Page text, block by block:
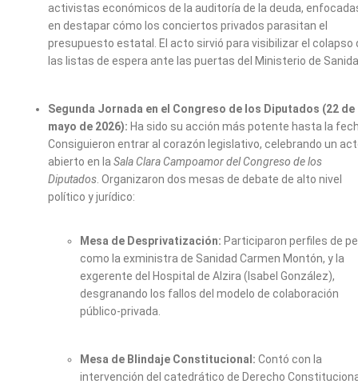
activistas económicos de la auditoría de la deuda,
en destapar cómo los conciertos privados parasitan el
presupuesto estatal. El acto sirvió para visibilizar el colapso
las listas de espera ante las puertas del Ministerio de
Segunda Jornada en el Congreso de los Diputados (22 de
mayo de 2026): Ha sido su acción más potente hasta la
Consiguieron entrar al corazón legislativo, celebrando un
abierto en la Sala Clara Campoamor del Congreso de los
Diputados . Organizaron dos mesas de debate de alto nivel
político y jurídico:
Mesa de Desprivatización: Participaron perfiles de
como la exministra de Sanidad Carmen Montón, y la
exgerente del Hospital de Alzira (Isabel González),
desgranando los fallos del modelo de colaboración
público-privada.
Mesa de Blindaje Constitucional: Contó con la
intervención del catedrático de Derecho